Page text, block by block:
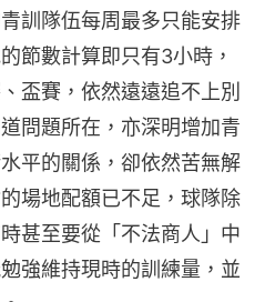
訓隊伍每周最多只能安排
節數計算即只有3小時，
盃賽，依然遠遠追不上別
問題所在，亦深明增加青
平的關係，卻依然苦無解
場地配額已不足，球隊除
甚至要從「不法商人」中
強維持現時的訓練量，並